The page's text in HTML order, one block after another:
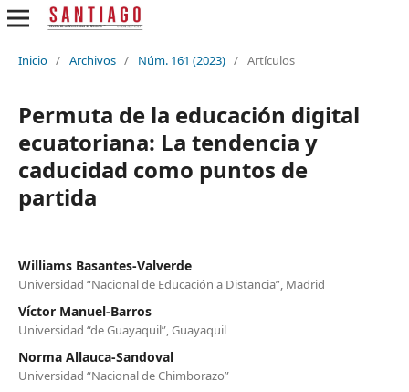
Inicio / Archivos / Núm. 161 (2023) / Artículos
Permuta de la educación digital
ecuatoriana: La tendencia y
caducidad como puntos de
partida
Williams Basantes-Valverde
Universidad “Nacional de Educación a Distancia”, Madrid
Víctor Manuel-Barros
Universidad “de Guayaquil”, Guayaquil
Norma Allauca-Sandoval
Universidad “Nacional de Chimborazo”